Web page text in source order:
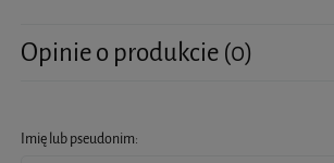
Opinie o produkcie (0)
Imię lub pseudonim: